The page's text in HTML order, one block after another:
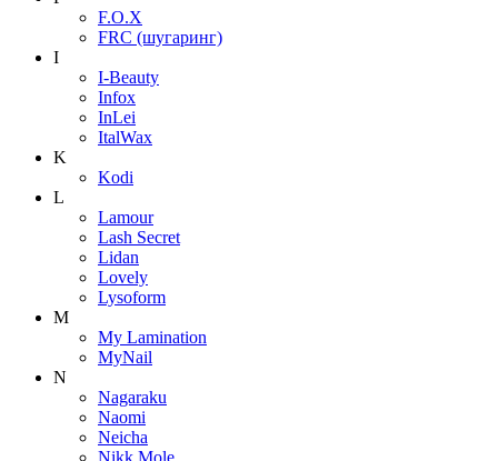
F.O.X
FRC (шугаринг)
I
I-Beauty
Infox
InLei
ItalWax
K
Kodi
L
Lamour
Lash Secret
Lidan
Lovely
Lysoform
M
My Lamination
MyNail
N
Nagaraku
Naomi
Neicha
Nikk Mole